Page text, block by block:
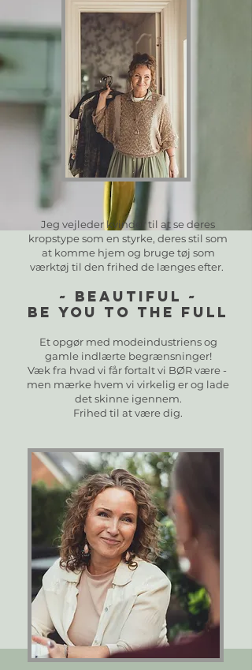
Jeg vejleder kvinder til at se deres
kropstype som en styrke, deres stil som
at komme hjem og bruge tøj som
værktøj til den frihed de længes efter. ​​
~ Beautiful ~
Be You To The Full
Et opgør med modeindustriens og
gamle indlærte begrænsninger!
Væk fra hvad vi får fortalt vi BØR være -
men mærke hvem vi virkelig er og lade
det skinne igennem.
Frihed til at være dig.